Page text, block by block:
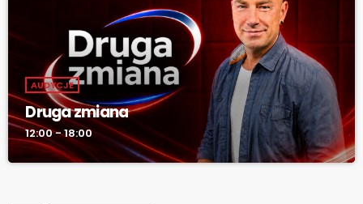
AUDYCJE
Druga zmiana
12:00 - 18:00